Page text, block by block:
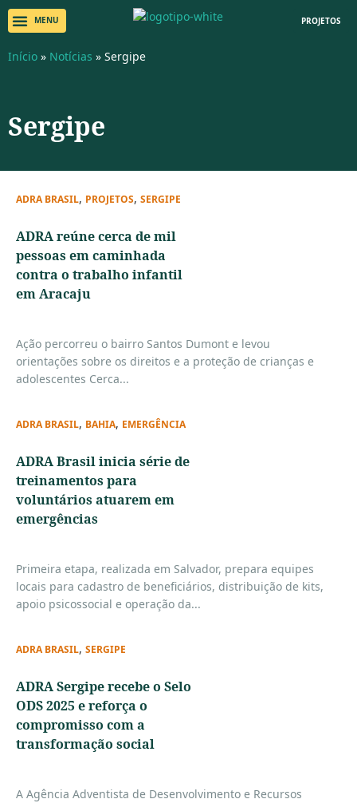
PROJETOS
Início » Notícias » Sergipe
Sergipe
ADRA BRASIL, PROJETOS, SERGIPE
ADRA reúne cerca de mil
pessoas em caminhada
contra o trabalho infantil
em Aracaju
Ação percorreu o bairro Santos Dumont e levou
orientações sobre os direitos e a proteção de crianças e
adolescentes Cerca...
ADRA BRASIL, BAHIA, EMERGÊNCIA
ADRA Brasil inicia série de
treinamentos para
voluntários atuarem em
emergências
Primeira etapa, realizada em Salvador, prepara equipes
locais para cadastro de beneficiários, distribuição de kits,
apoio psicossocial e operação da...
ADRA BRASIL, SERGIPE
ADRA Sergipe recebe o Selo
ODS 2025 e reforça o
compromisso com a
transformação social
A Agência Adventista de Desenvolvimento e Recursos